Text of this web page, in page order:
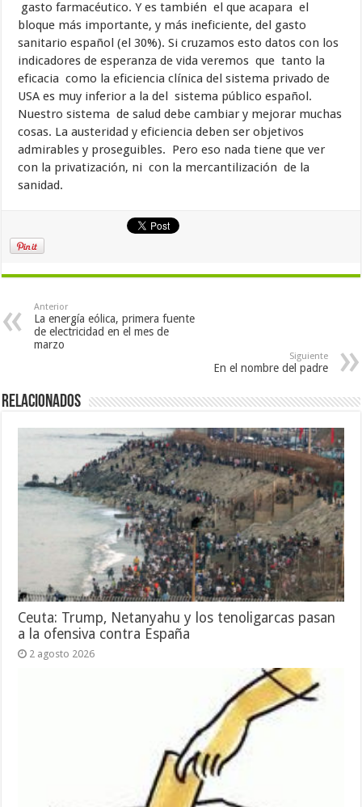
gasto farmacéutico. Y es también el que acapara el
bloque más importante, y más ineficiente, del gasto
sanitario español (el 30%). Si cruzamos esto datos con los
indicadores de esperanza de vida veremos que tanto la
eficacia como la eficiencia clínica del sistema privado de
USA es muy inferior a la del sistema público español.
Nuestro sistema de salud debe cambiar y mejorar muchas
cosas. La austeridad y eficiencia deben ser objetivos
admirables y proseguibles. Pero eso nada tiene que ver
con la privatización, ni con la mercantilización de la
sanidad.
Anterior
La energía eólica, primera fuente
de electricidad en el mes de
marzo
Siguiente
En el nombre del padre
Relacionados
Ceuta: Trump, Netanyahu y los tenoligarcas pasan
a la ofensiva contra España
2 agosto 2026